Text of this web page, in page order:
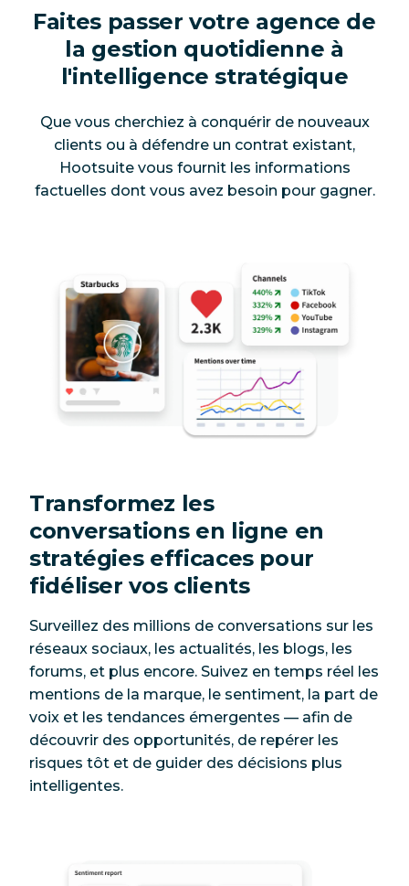
Faites passer votre agence de
la gestion quotidienne à
l'intelligence stratégique
Que vous cherchiez à conquérir de nouveaux
clients ou à défendre un contrat existant,
Hootsuite vous fournit les informations
factuelles dont vous avez besoin pour gagner.
Transformez les
conversations en ligne en
stratégies efficaces pour
fidéliser vos clients
Surveillez des millions de conversations sur les
réseaux sociaux, les actualités, les blogs, les
forums, et plus encore. Suivez en temps réel les
mentions de la marque, le sentiment, la part de
voix et les tendances émergentes — afin de
découvrir des opportunités, de repérer les
risques tôt et de guider des décisions plus
intelligentes.